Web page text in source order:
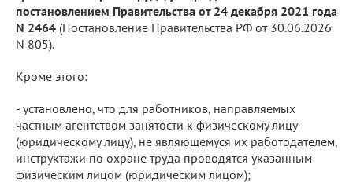
постановлением Правительства от 24 декабря 2021 года
N 2464 (Постановление Правительства РФ от 30.06.2026
N 805).
Кроме этого:
- установлено, что для работников, направляемых
частным агентством занятости к физическому лицу
(юридическому лицу), не являющемуся их работодателем,
инструктажи по охране труда проводятся указанным
физическим лицом (юридическим лицом);